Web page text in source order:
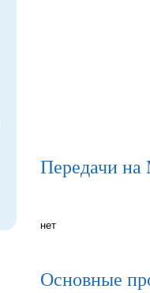
Передачи на
нет
Основные